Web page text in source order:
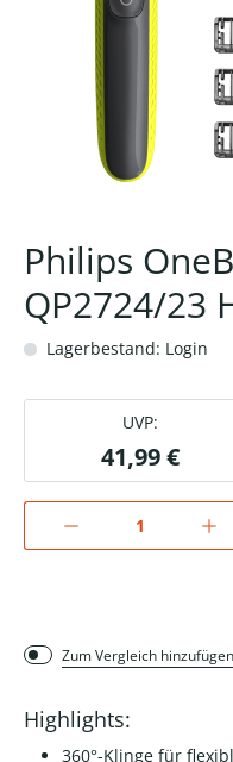
Philips
QP2724/23
Lagerbestand: Login
UVP:
41,99 €
Zum Vergleich hinzufügen
Highlights:
360°-Klinge für